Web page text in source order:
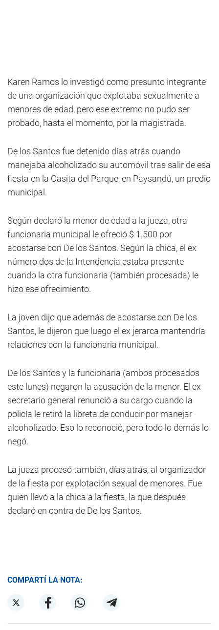
Karen Ramos lo investigó como presunto integrante
de una organización que explotaba sexualmente a
menores de edad, pero ese extremo no pudo ser
probado, hasta el momento, por la magistrada.
De los Santos fue detenido días atrás cuando
manejaba alcoholizado su automóvil tras salir de esa
fiesta en la Casita del Parque, en Paysandú, un predio
municipal.
Según declaró la menor de edad a la jueza, otra
funcionaria municipal le ofreció $ 1.500 por
acostarse con De los Santos. Según la chica, el ex
número dos de la Intendencia estaba presente
cuando la otra funcionaria (también procesada) le
hizo ese ofrecimiento.
La joven dijo que además de acostarse con De los
Santos, le dijeron que luego el ex jerarca mantendría
relaciones con la funcionaria municipal.
De los Santos y la funcionaria (ambos procesados
este lunes) negaron la acusación de la menor. El ex
secretario general renunció a su cargo cuando la
policía le retiró la libreta de conducir por manejar
alcoholizado. Eso lo reconoció, pero todo lo demás lo
negó.
La jueza procesó también, días atrás, al organizador
de la fiesta por explotación sexual de menores. Fue
quien llevó a la chica a la fiesta, la que después
declaró en contra de De los Santos.
COMPARTÍ LA NOTA: